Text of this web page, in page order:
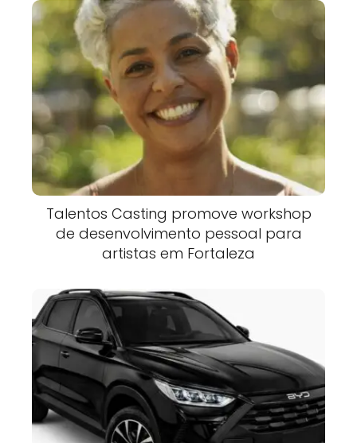
Talentos Casting promove workshop
de desenvolvimento pessoal para
artistas em Fortaleza